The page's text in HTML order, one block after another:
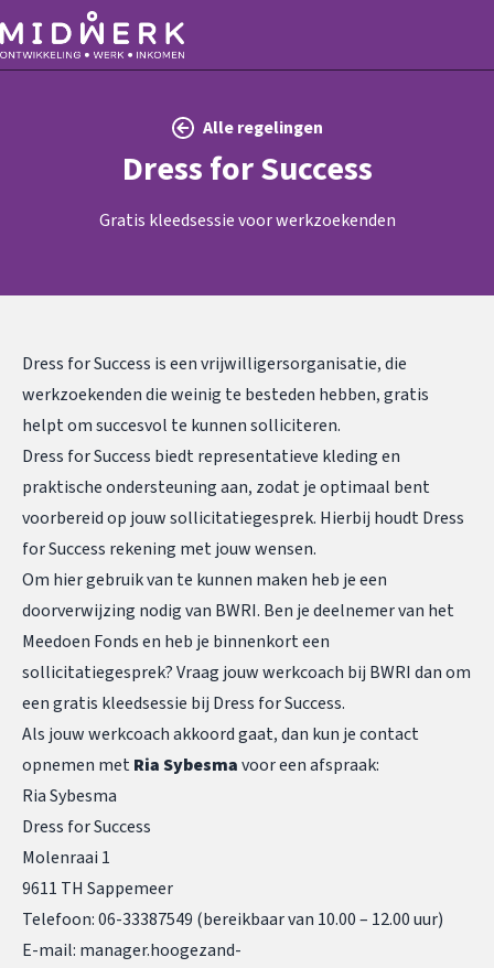
Alle regelingen
Dress for Success
Gratis kleedsessie voor werkzoekenden
Dress for Success is een vrijwilligersorganisatie, die
werkzoekenden die weinig te besteden hebben, gratis
helpt om succesvol te kunnen solliciteren.
Dress for Success biedt representatieve kleding en
praktische ondersteuning aan, zodat je optimaal bent
voorbereid op jouw sollicitatiegesprek. Hierbij houdt Dress
for Success rekening met jouw wensen.
Om hier gebruik van te kunnen maken heb je een
doorverwijzing nodig van BWRI. Ben je deelnemer van het
Meedoen Fonds en heb je binnenkort een
sollicitatiegesprek? Vraag jouw werkcoach bij BWRI dan om
een gratis kleedsessie bij Dress for Success.
Als jouw werkcoach akkoord gaat, dan kun je contact
opnemen metRia Sybesmavoor een afspraak:
Ria Sybesma
Dress for Success
Molenraai 1
9611 TH Sappemeer
Telefoon: 06-33387549 (bereikbaar van 10.00 – 12.00 uur)
E-mail: manager.hoogezand-